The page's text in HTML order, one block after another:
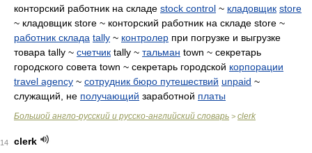
конторский работник на складе stock control ~ кладовщик store
~ кладовщик store ~ конторский работник на складе store ~
работник склада tally ~ контролер при погрузке и выгрузке
товара tally ~ счетчик tally ~ тальман town ~ секретарь
городского совета town ~ секретарь городской корпорации
travel agency ~ сотрудник бюро путешествий unpaid ~
служащий, не получающий заработной платы
Большой англо-русский и русско-английский словарь > clerk
14
clerk